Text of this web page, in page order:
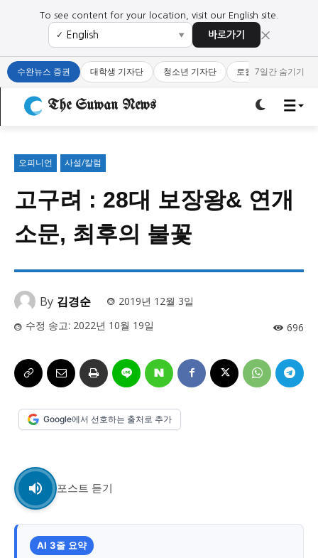
로그인하세요
주요 뉴스
문화 과학·미디어 연예 스포츠
오피니언 & 특집
특집 기사 바로가기 : 청소년· 청년
사설/칼럼
보도 사진 정치 사회 경제 트렌드
지역 & 글로벌 뉴스
충청지역
제주지역
부산/울산
ENG 中文 日文
로그인하세요
주요 뉴스
문화 과학·미디어 연예 스포츠
오피니언 & 특집
특집 기사 바로가기 : 청소년· 청년
사설/칼럼
보도 사진 정치 사회 경제 트렌드
지역 & 글로벌 뉴스
충청지역
제주지역
부산/울산
ENG 中文 日文
To see content for your location, visit our English site.
✓ ▼ 바로가기 ×
수완뉴스 증권 대학생 기자단 청소년 기자단 로컬 큐레이터
7일간 숨기기
The Suwan News
오피니언 사설/칼럼
고구려 : 28대 보장왕& 연개
소문, 최후의 불꽃
By 김경순
2019년 12월 3일
696
수정 송고: 2022년 10월 19일
Google에서 선호하는 출처로 추가
포스트 듣기
AI 3줄 요약